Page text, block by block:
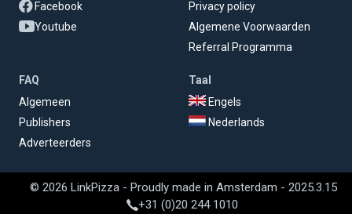
Facebook
Youtube
Privacy policy
Algemene Voorwaarden
Referral Programma
FAQ
Algemeen
Publishers
Adverteerders
Taal
Engels
Nederlands
© 2026 LinkPizza - Proudly made in Amsterdam - 2025.3.15
+31 (0)20 244 1010